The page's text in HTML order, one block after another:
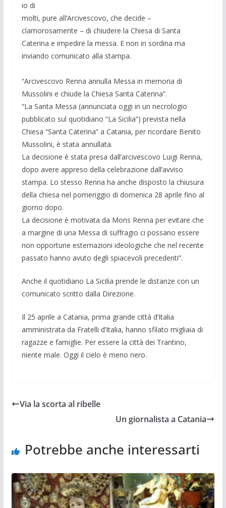
io di
molti, pure all’Arcivescovo, che decide –
clamorosamente – di chiudere la Chiesa di Santa
Caterina e impedire la messa. E non in sordina ma
inviando comunicato alla stampa.
“Arcivescovo Renna annulla Messa in memoria di
Mussolini e chiude la Chiesa Santa Caterina”.
“La Santa Messa (annunciata oggi in un necrologio
pubblicato sul quotidiano “La Sicilia”) prevista nella
Chiesa “Santa Caterina” a Catania, per ricordare Benito
Mussolini, è stata annullata.
La decisione è stata presa dall’arcivescovo Luigi Renna,
dopo avere appreso della celebrazione dall’avviso
stampa. Lo stesso Renna ha anche disposto la chiusura
della chiesa nel pomeriggio di domenica 28 aprile fino al
giorno dopo.
La decisione è motivata da Mons Renna per evitare che
a margine di una Messa di suffragio ci possano essere
non opportune esternazioni ideologiche che nel recente
passato hanno avuto degli spiacevoli precedenti”.
Anche il quotidiano La Sicilia prende le distanze con un
comunicato scritto dalla Direzione.
Il 25 aprile a Catania, prima grande città d’Italia
amministrata da Fratelli d’Italia, hanno sfilato migliaia di
ragazze e famiglie. Per essere la città dei Trantino,
niente male. Oggi il cielo è meno nero.
Via la scorta al ribelle
Un giornalista a Catania
Potrebbe anche interessarti